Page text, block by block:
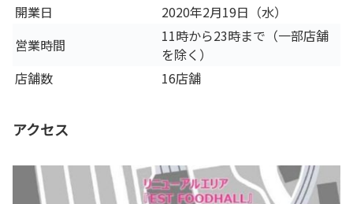
開業日
2020年2月19日（水）
営業時間
11時から23時まで（一部店舗
を除く）
店舗数
16店舗
アクセス